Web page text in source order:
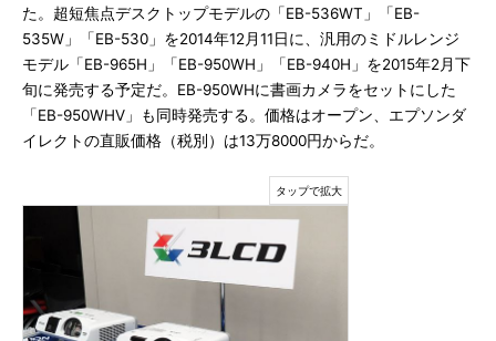
た。超短焦点デスクトップモデルの「EB-536WT」「EB-
535W」「EB-530」を2014年12月11日に、汎用のミドルレンジ
モデル「EB-965H」「EB-950WH」「EB-940H」を2015年2月下
旬に発売する予定だ。EB-950WHに書画カメラをセットにした
「EB-950WHV」も同時発売する。価格はオープン、エプソンダ
イレクトの直販価格（税別）は13万8000円からだ。